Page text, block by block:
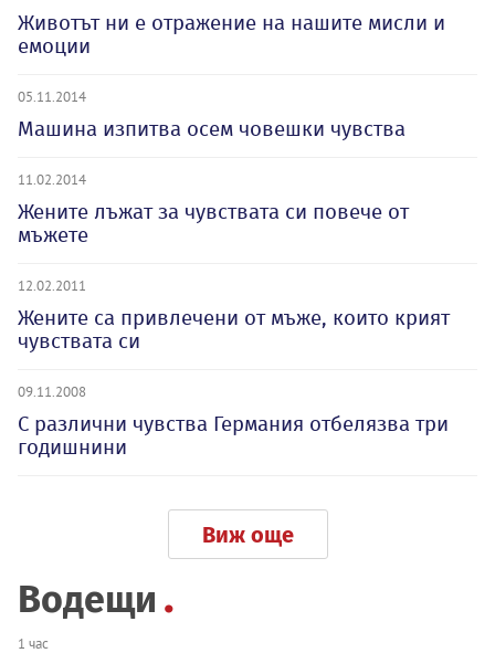
Животът ни е отражение на нашите мисли и
емоции
05.11.2014
Машина изпитва осем човешки чувства
11.02.2014
Жените лъжат за чувствата си повече от
мъжете
12.02.2011
Жените са привлечени от мъже, които крият
чувствата си
09.11.2008
С различни чувства Германия отбелязва три
годишнини
Виж още
Водещи
1 час